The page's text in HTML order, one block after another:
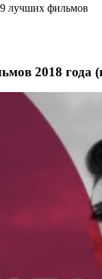
лучших фильмов
2018 года